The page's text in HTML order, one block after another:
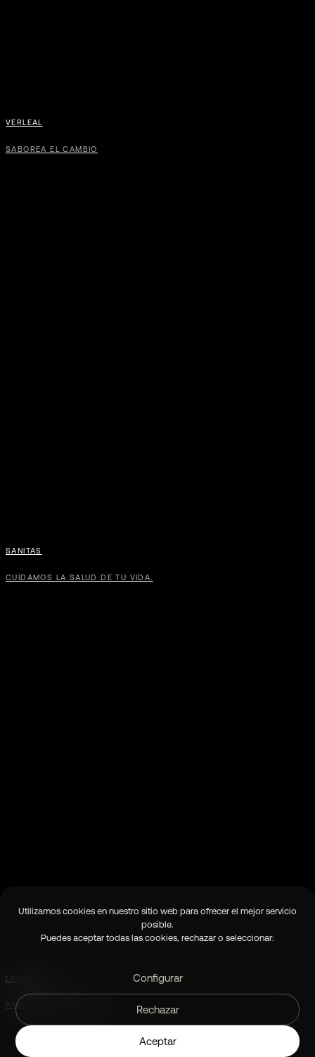
VERLEAL
SABOREA EL CAMBIO
SANITAS
CUIDAMOS LA SALUD DE TU VIDA.
LALIGA 29’S
PASIÓN POR DISFRUTAR